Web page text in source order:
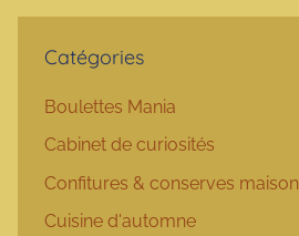
Catégories
Boulettes Mania
Cabinet de curiosités
Confitures & conserves maison
Cuisine d'automne